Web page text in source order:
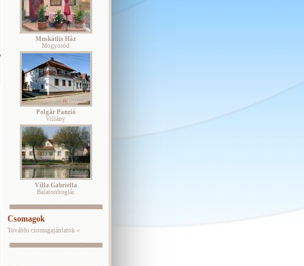
Muskátlis Ház
Mogyoród
Polgár Panzió
Villány
Villa Gabriella
Balatonboglár
Csomagok
További csomagajánlatok »